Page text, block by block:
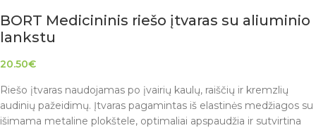
BORT Medicininis riešo įtvaras su aliuminio
lankstu
20.50€
Riešo įtvaras naudojamas po įvairių kaulų, raiščių ir kremzlių
audinių pažeidimų. Įtvaras pagamintas iš elastinės medžiagos su
išimama metaline plokštele, optimaliai apspaudžia ir sutvirtina